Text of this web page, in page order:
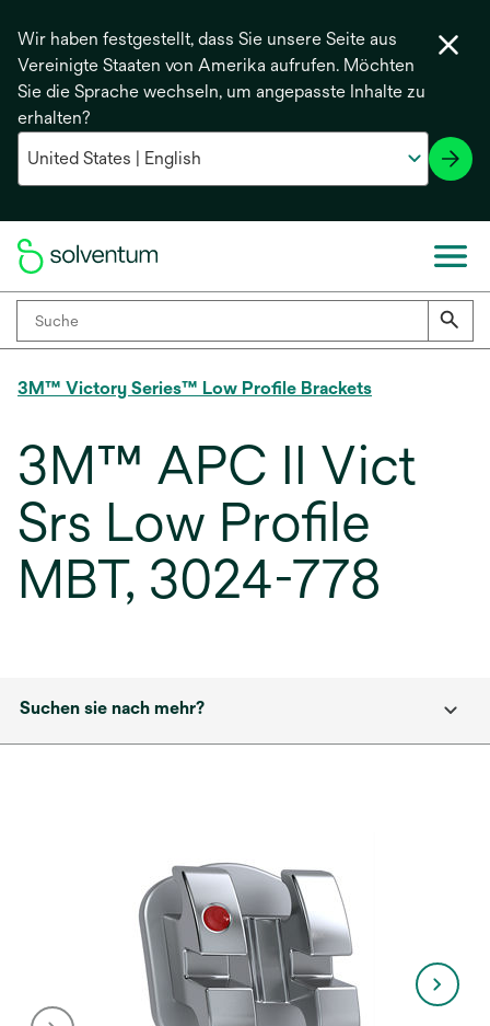
Wir haben festgestellt, dass Sie unsere Seite aus
Vereinigte Staaten von Amerika aufrufen. Möchten
Sie die Sprache wechseln, um angepasste Inhalte zu
erhalten?
3M™ Victory Series™ Low Profile Brackets
3M™ APC II Vict
Srs Low Profile
MBT, 3024-778
Suchen sie nach mehr?